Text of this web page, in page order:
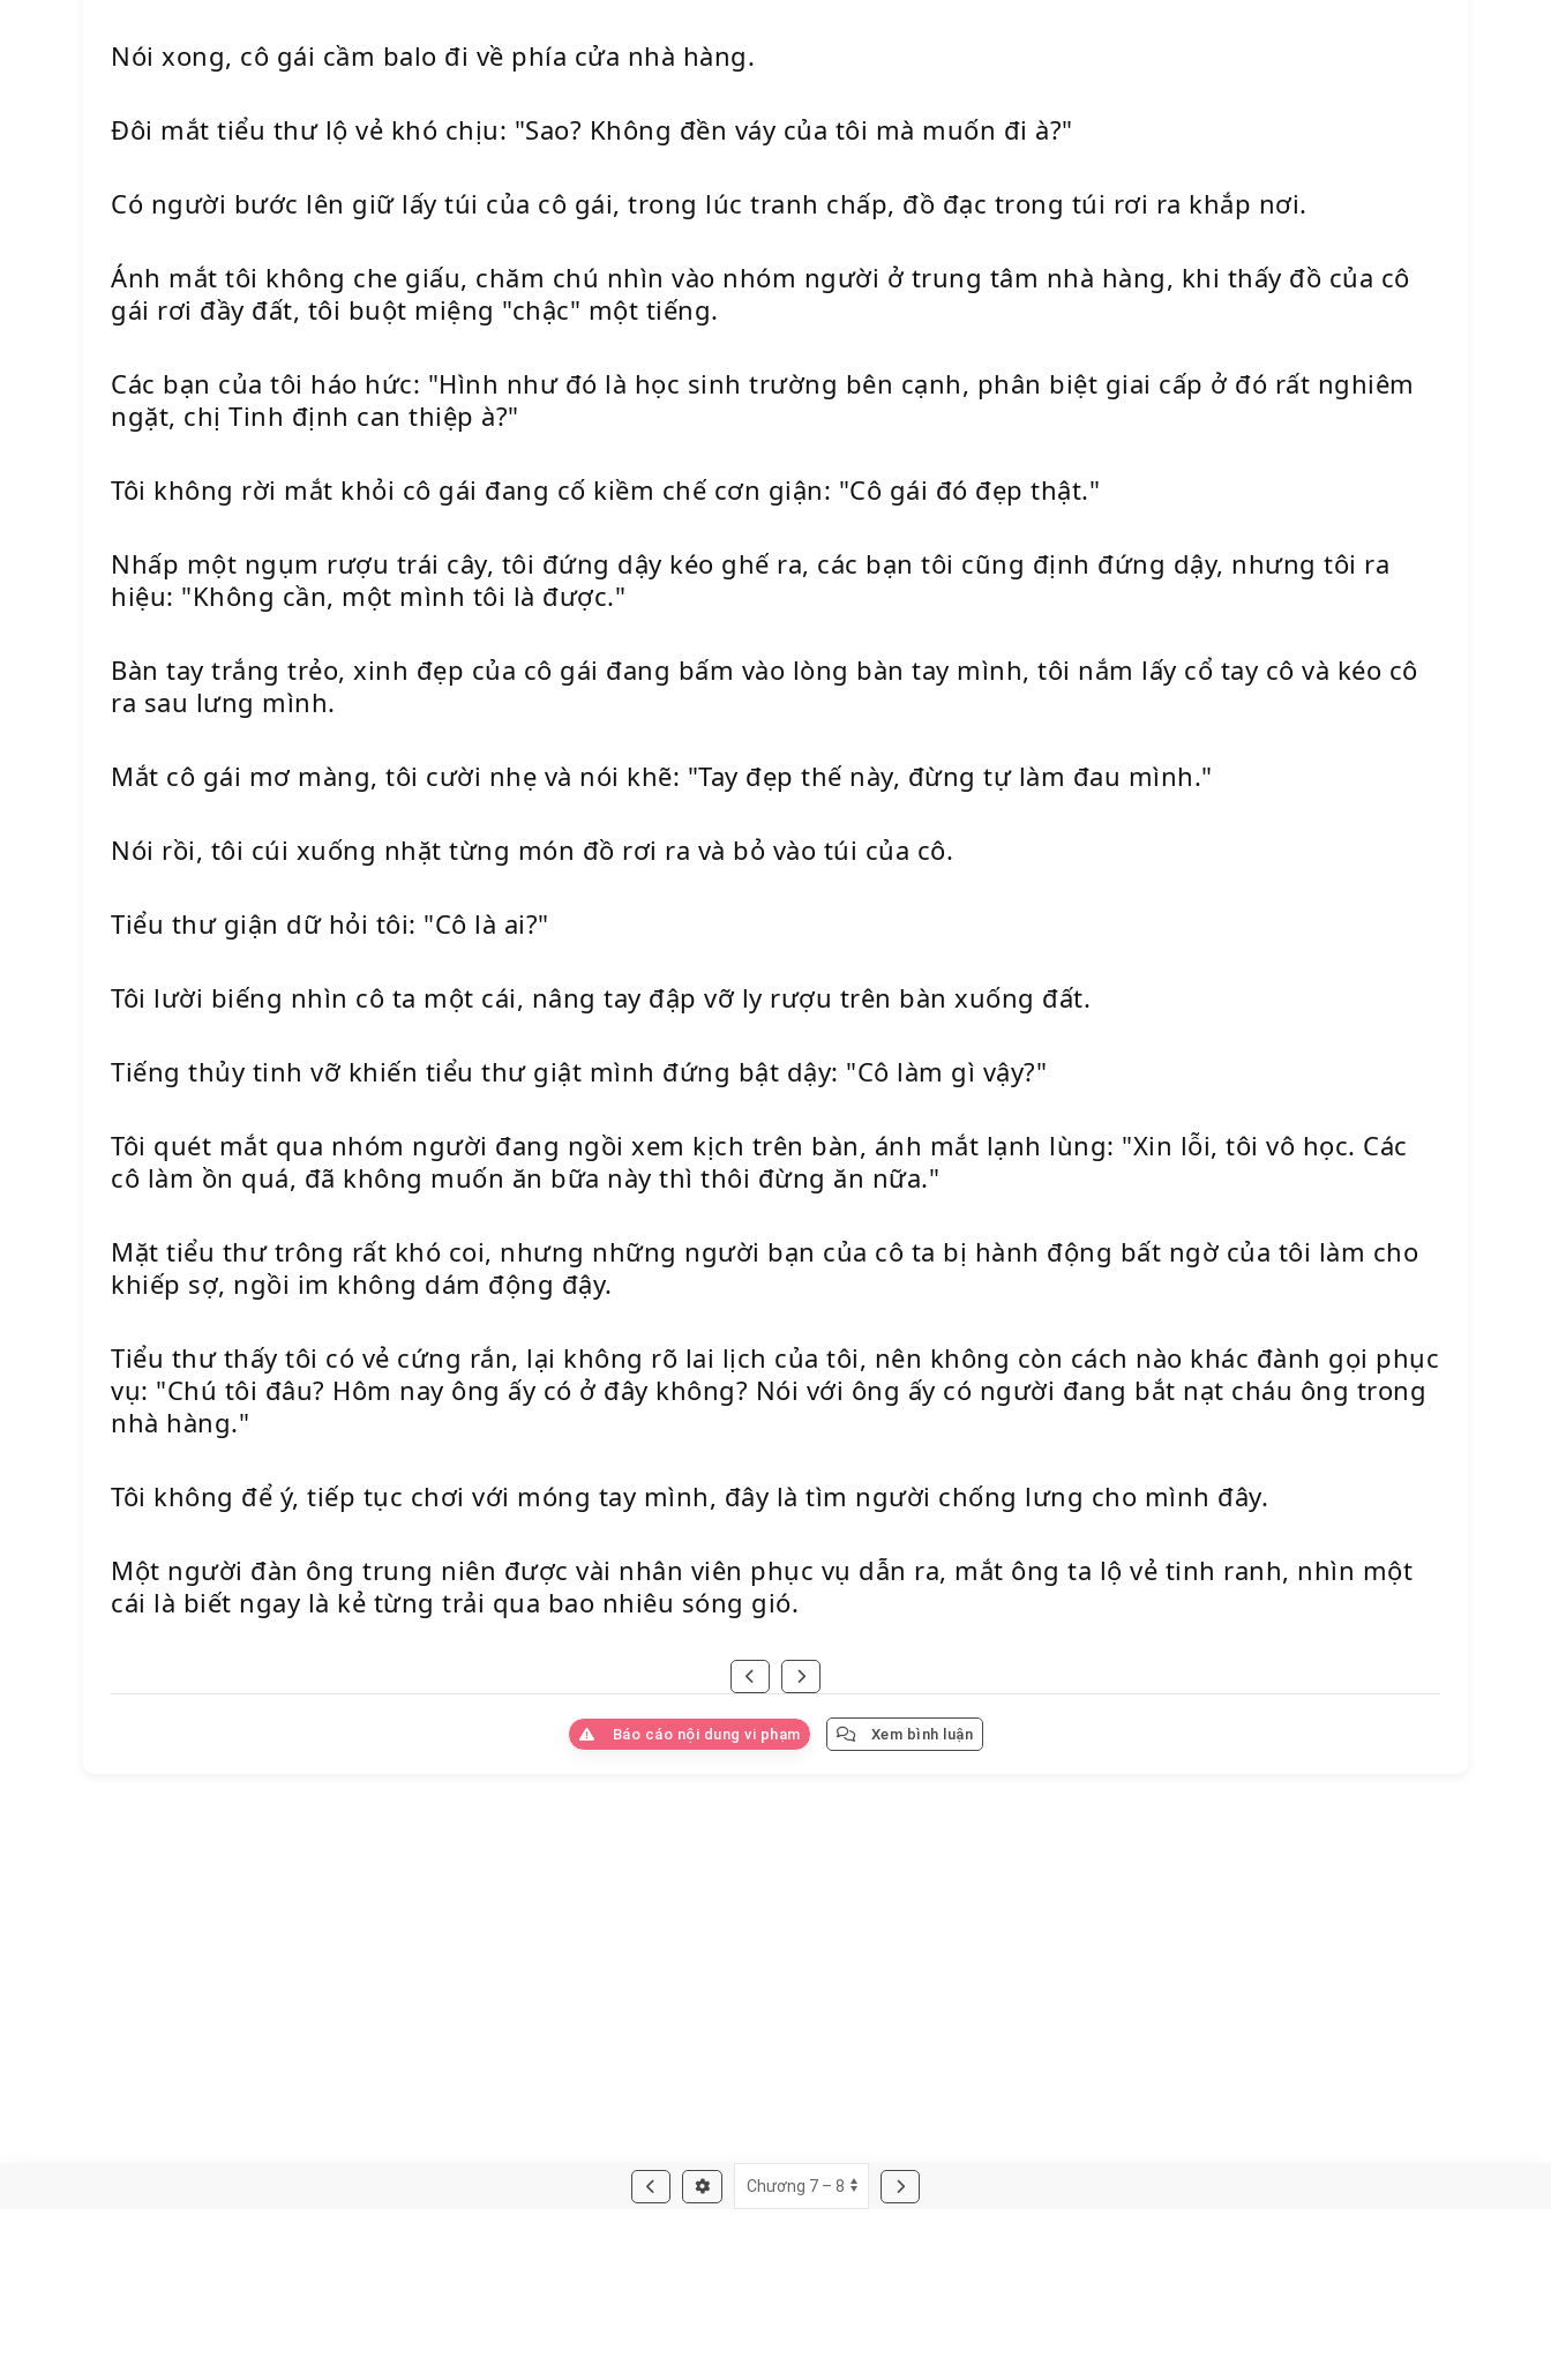
Nói xong, cô gái cầm balo đi về phía cửa nhà hàng.
Đôi mắt tiểu thư lộ vẻ khó chịu: "Sao? Không đền váy của tôi mà muốn đi à?"
Có người bước lên giữ lấy túi của cô gái, trong lúc tranh chấp, đồ đạc trong túi rơi ra khắp nơi.
Ánh mắt tôi không che giấu, chăm chú nhìn vào nhóm người ở trung tâm nhà hàng, khi thấy đồ của cô
gái rơi đầy đất, tôi buột miệng "chậc" một tiếng.
Các bạn của tôi háo hức: "Hình như đó là học sinh trường bên cạnh, phân biệt giai cấp ở đó rất nghiêm
ngặt, chị Tinh định can thiệp à?"
Tôi không rời mắt khỏi cô gái đang cố kiềm chế cơn giận: "Cô gái đó đẹp thật."
Nhấp một ngụm rượu trái cây, tôi đứng dậy kéo ghế ra, các bạn tôi cũng định đứng dậy, nhưng tôi ra
hiệu: "Không cần, một mình tôi là được."
Bàn tay trắng trẻo, xinh đẹp của cô gái đang bấm vào lòng bàn tay mình, tôi nắm lấy cổ tay cô và kéo cô
ra sau lưng mình.
Mắt cô gái mơ màng, tôi cười nhẹ và nói khẽ: "Tay đẹp thế này, đừng tự làm đau mình."
Nói rồi, tôi cúi xuống nhặt từng món đồ rơi ra và bỏ vào túi của cô.
Tiểu thư giận dữ hỏi tôi: "Cô là ai?"
Tôi lười biếng nhìn cô ta một cái, nâng tay đập vỡ ly rượu trên bàn xuống đất.
Tiếng thủy tinh vỡ khiến tiểu thư giật mình đứng bật dậy: "Cô làm gì vậy?"
Tôi quét mắt qua nhóm người đang ngồi xem kịch trên bàn, ánh mắt lạnh lùng: "Xin lỗi, tôi vô học. Các
cô làm ồn quá, đã không muốn ăn bữa này thì thôi đừng ăn nữa."
Mặt tiểu thư trông rất khó coi, nhưng những người bạn của cô ta bị hành động bất ngờ của tôi làm cho
khiếp sợ, ngồi im không dám động đậy.
Tiểu thư thấy tôi có vẻ cứng rắn, lại không rõ lai lịch của tôi, nên không còn cách nào khác đành gọi phục
vụ: "Chú tôi đâu? Hôm nay ông ấy có ở đây không? Nói với ông ấy có người đang bắt nạt cháu ông trong
nhà hàng."
Tôi không để ý, tiếp tục chơi với móng tay mình, đây là tìm người chống lưng cho mình đây.
Một người đàn ông trung niên được vài nhân viên phục vụ dẫn ra, mắt ông ta lộ vẻ tinh ranh, nhìn một
cái là biết ngay là kẻ từng trải qua bao nhiêu sóng gió.
Báo cáo nội dung vi phạm Xem bình luận